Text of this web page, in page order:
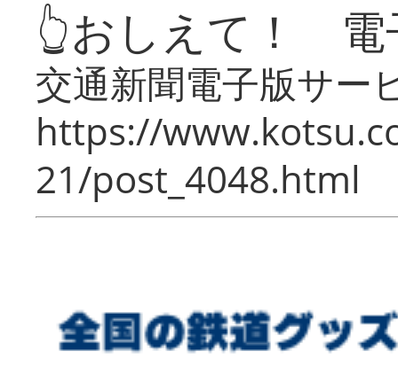
👆おしえて！ 電
交通新聞電子版サー
https://
21/post_4048.html